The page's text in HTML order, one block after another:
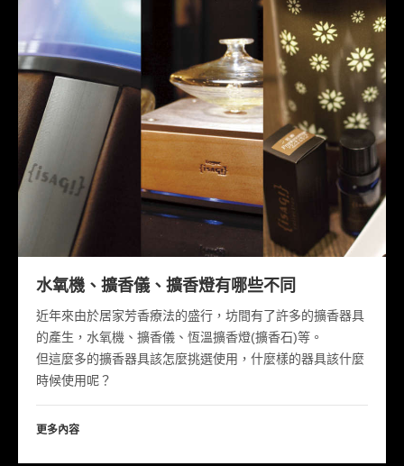
水氧機、擴香儀、擴香燈有哪些不同
近年來由於居家芳香療法的盛行，坊間有了許多的擴香器具
的產生，水氧機、擴香儀、恆溫擴香燈(擴香石)等。
但這麼多的擴香器具該怎麼挑選使用，什麼樣的器具該什麼
時候使用呢？
更多內容